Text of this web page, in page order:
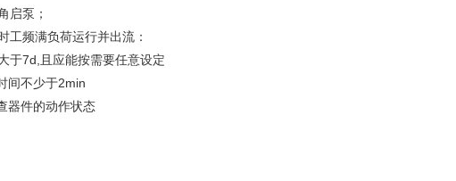
启泵；
工频满负荷运行并出流：
于7d,且应能按需要任意设定
间不少于2min
器件的动作状态